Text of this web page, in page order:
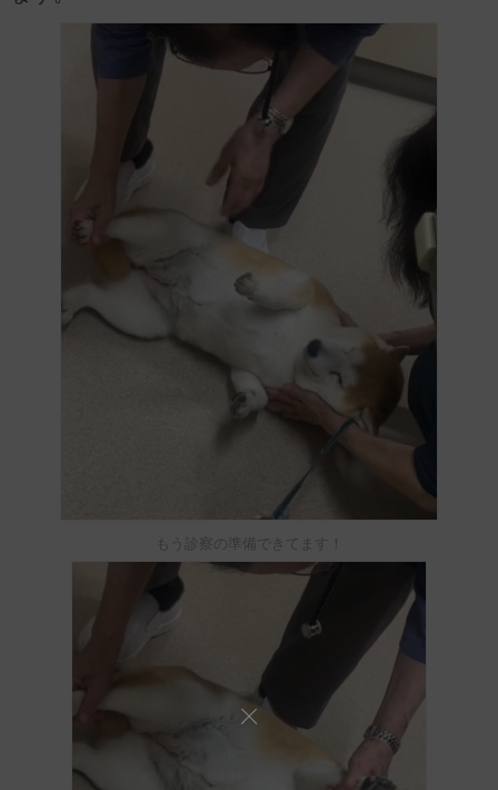
もう診察の準備できてます！